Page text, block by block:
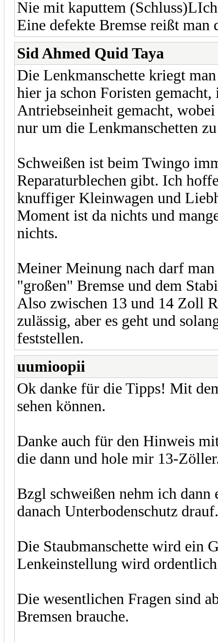
Nie mit kaputtem
Eine defekte Bremse reißt man
Sid Ahmed Quid Taya
Die Lenkmanschette kriegt
hier ja schon Foristen gemacht,
Antriebseinheit gemacht,
nur um die Lenkmanschetten
Schweißen ist beim Twingo
Reparaturblechen gibt. Ich
knuffiger Kleinwagen und
Moment ist da nichts und
nichts.
Meiner Meinung nach darf
"großen" Bremse und dem
Also zwischen 13 und 14 Zoll
zulässig, aber es geht und
feststellen.
uumioopii
Ok danke für die Tipps! Mit
sehen können.
Danke auch für den Hinweis
die dann und hole mir 13-
Bzgl schweißen nehm ich
danach Unterbodenschutz drauf.
Die Staubmanschette wird ein
Lenkeinstellung wird
Die wesentlichen Fragen sind
Bremsen brauche.